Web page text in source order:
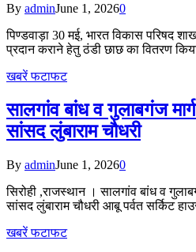
By adminJune 1, 20260
पिण्डवाड़ा 30 मई, भारत विकास परिषद शाखा
प्रदान कराने हेतु ठंडी छाछ का वितरण
खबरें फटाफट
सालगांव बांध व गुलाबगंज
सांसद लुंबाराम चौधरी
By adminJune 1, 20260
सिरोही ,राजस्थान । सालगांव बांध व
सांसद लुंबाराम चौधरी आबू पर्वत सर्किट
खबरें फटाफट